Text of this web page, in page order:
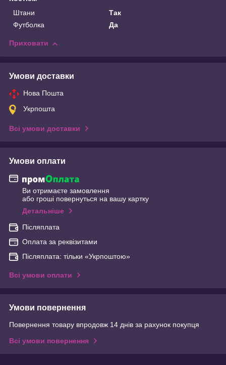
Штани
Так
Футболка
Да
Приховати
Умови доставки
Нова Пошта
Укрпошта
Всі умови доставки
Умови оплати
Ви отримаєте замовлення
або гроші повернуться на вашу картку
Детальніше
Післяплата
Оплата за реквізитами
Післяплата: тільки «Укрпоштою»
Всі умови оплати
Умови повернення
Повернення товару впродовж 14 днів за рахунок покупця
Всі умови повернення